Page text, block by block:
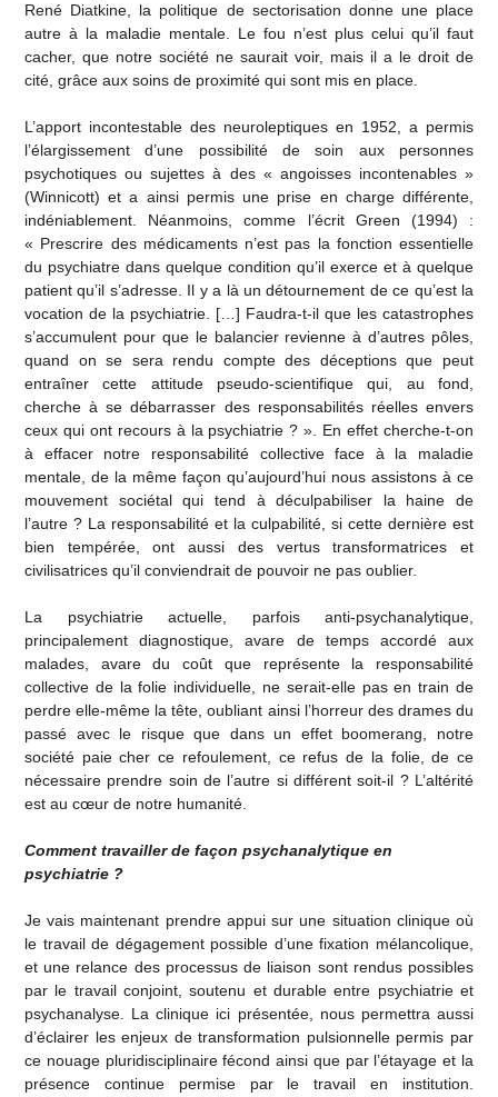
René Diatkine, la politique de sectorisation donne une place
autre à la maladie mentale. Le fou n’est plus celui qu’il faut
cacher, que notre société ne saurait voir, mais il a le droit de
cité, grâce aux soins de proximité qui sont mis en place.
L’apport incontestable des neuroleptiques en 1952, a permis
l’élargissement d’une possibilité de soin aux personnes
psychotiques ou sujettes à des « angoisses incontenables »
(Winnicott) et a ainsi permis une prise en charge différente,
indéniablement. Néanmoins, comme l’écrit Green (1994) :
« Prescrire des médicaments n’est pas la fonction essentielle
du psychiatre dans quelque condition qu’il exerce et à quelque
patient qu’il s’adresse. Il y a là un détournement de ce qu’est la
vocation de la psychiatrie. […] Faudra-t-il que les catastrophes
s’accumulent pour que le balancier revienne à d’autres pôles,
quand on se sera rendu compte des déceptions que peut
entraîner cette attitude pseudo-scientifique qui, au fond,
cherche à se débarrasser des responsabilités réelles envers
ceux qui ont recours à la psychiatrie ? ». En effet cherche-t-on
à effacer notre responsabilité collective face à la maladie
mentale, de la même façon qu’aujourd’hui nous assistons à ce
mouvement sociétal qui tend à déculpabiliser la haine de
l’autre ? La responsabilité et la culpabilité, si cette dernière est
bien tempérée, ont aussi des vertus transformatrices et
civilisatrices qu’il conviendrait de pouvoir ne pas oublier.
La psychiatrie actuelle, parfois anti-psychanalytique,
principalement diagnostique, avare de temps accordé aux
malades, avare du coût que représente la responsabilité
collective de la folie individuelle, ne serait-elle pas en train de
perdre elle-même la tête, oubliant ainsi l’horreur des drames du
passé avec le risque que dans un effet boomerang, notre
société paie cher ce refoulement, ce refus de la folie, de ce
nécessaire prendre soin de l’autre si différent soit-il ? L’altérité
est au cœur de notre humanité.
Comment travailler de façon psychanalytique en
psychiatrie ?
Je vais maintenant prendre appui sur une situation clinique où
le travail de dégagement possible d’une fixation mélancolique,
et une relance des processus de liaison sont rendus possibles
par le travail conjoint, soutenu et durable entre psychiatrie et
psychanalyse. La clinique ici présentée, nous permettra aussi
d’éclairer les enjeux de transformation pulsionnelle permis par
ce nouage pluridisciplinaire fécond ainsi que par l’étayage et la
présence continue permise par le travail en institution.